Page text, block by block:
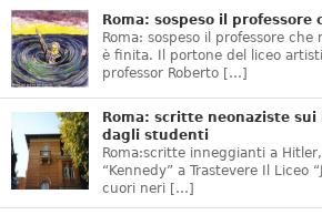
Roma: sospeso il professore
Roma: sospeso il professore che
è finita. Il portone del liceo
professor Roberto […]
Roma: scritte neonaziste
dagli studenti
Roma:scritte inneggianti a
“Kennedy” a Trastevere Il Liceo
cuori neri […]